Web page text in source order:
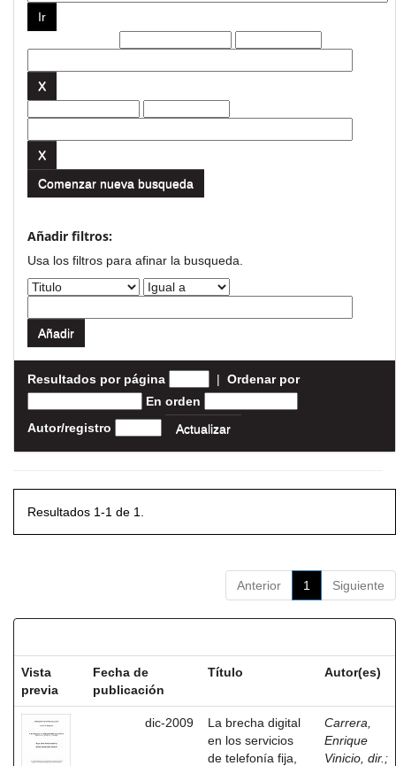
Comenzar nueva busqueda
Añadir filtros:
Usa los filtros para afinar la busqueda.
Resultados por página | Ordenar por
En orden
Autor/registro
Resultados 1-1 de 1.
Anterior 1 Siguiente
Vista
previa
Fecha de
publicación
Título Autor(es)
dic-2009
La brecha digital
en los servicios
de telefonía fija,
Carrera,
Enrique
Vinicio, dir. ;